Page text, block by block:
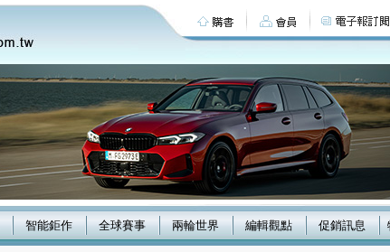
智能鉅作 全球賽事 兩輪世界 編輯觀點 促銷訊息